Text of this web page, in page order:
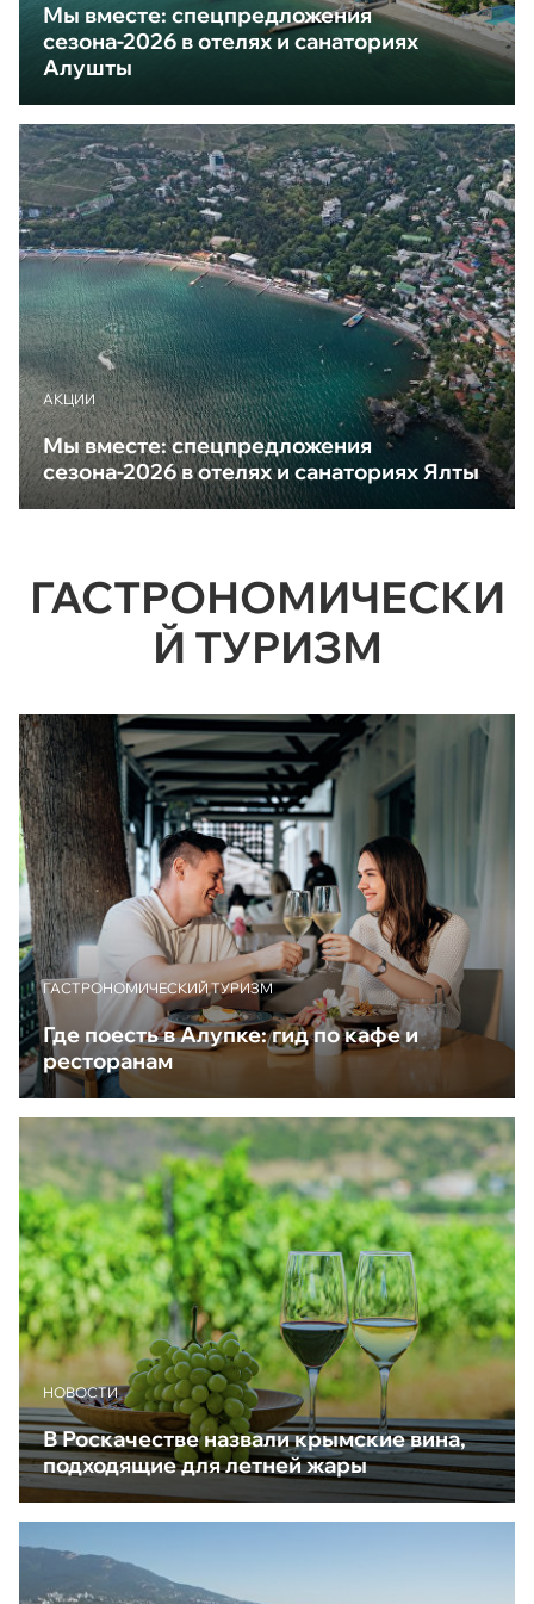
Мы вместе: спецпредложения
сезона-2026 в отелях и санаториях
Алушты
АКЦИИ
Мы вместе: спецпредложения
сезона-2026 в отелях и санаториях Ялты
ГАСТРОНОМИЧЕСКИ
Й ТУРИЗМ
ГАСТРОНОМИЧЕСКИЙ ТУРИЗМ
Где поесть в Алупке: гид по кафе и
ресторанам
НОВОСТИ
В Роскачестве назвали крымские вина,
подходящие для летней жары